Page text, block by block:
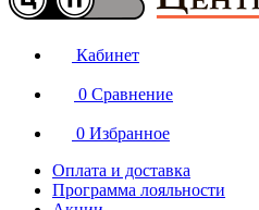
Кабинет
0 Сравнение
0 Избранное
Оплата и доставка
Программа лояльности